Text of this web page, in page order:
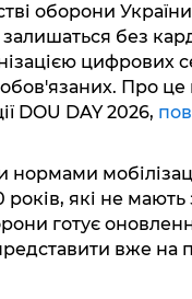
оборони
залишаться без
цифрових
Про
DOU DAY 2026,
років, які не
готує
вже на